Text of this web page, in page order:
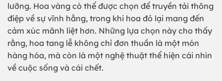
lưỡng. Hoa vàng có thể được chọn để truyền tải thông
điệp về sự vĩnh hằng, trong khi hoa đỏ lại mang đến
cảm xúc mãnh liệt hơn. Những lựa chọn này cho thấy
rằng, hoa tang lễ không chỉ đơn thuần là một món
hàng hóa, mà còn là một nghệ thuật thể hiện cái nhìn
về cuộc sống và cái chết.